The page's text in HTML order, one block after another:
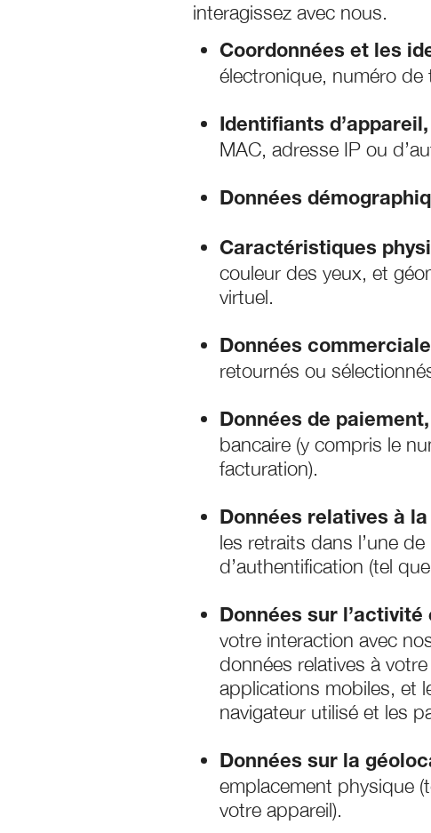
interagissez avec nous.
Coordonnées et les
électronique, numéro de
Identifiants d’appareil,
MAC, adresse IP ou
Données
Caractéristiques
couleur des yeux, et
virtuel.
Données
retournés ou
Données de paiement,
bancaire (y compris le
facturation).
Données relatives à
les retraits dans l’une
d’authentification (tel
Données sur
votre interaction avec
données relatives à
applications mobiles, et
navigateur utilisé et les
Données sur la
emplacement physique
votre appareil).